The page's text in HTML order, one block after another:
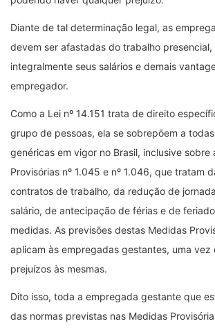
Diante de tal determinação legal, as
devem ser afastadas do trabalho
integralmente seus salários e demais
empregador.
Como a Lei nº 14.151 trata de direito
grupo de pessoas, ela se sobrepõem a
genéricas em vigor no Brasil, inclusive sobre
Provisórias nº 1.045 e nº 1.046, que tratam
contratos de trabalho, da redução de
salário, de antecipação de férias e de
medidas. As previsões destas Medidas
aplicam às empregadas gestantes, uma vez
prejuízos às mesmas.
Dito isso, toda a empregada gestante que
das normas previstas nas Medidas